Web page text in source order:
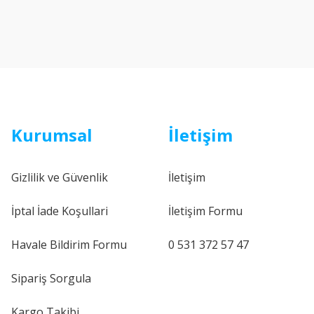
Kurumsal
Gizlilik ve Güvenlik
İptal İade Koşullari
Havale Bildirim Formu
Sipariş Sorgula
İletişim
İletişim
İletişim Formu
0 531 372 57 47